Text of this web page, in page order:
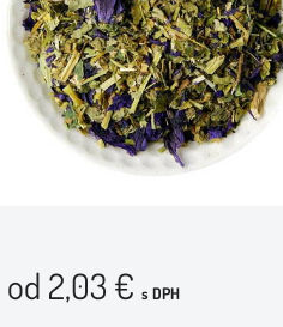
od 2,03 € s DPH